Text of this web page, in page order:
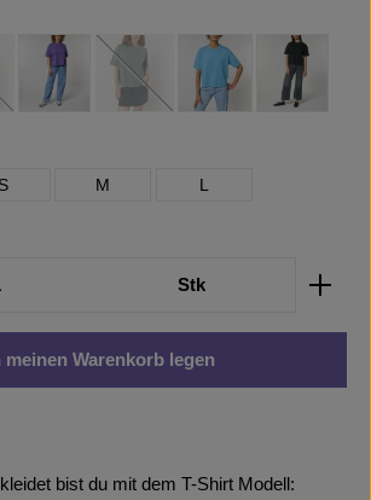
Pink
Option ist zurzeit nicht verfügbar.)
Purple LoveGreen Bay
(Diese Option ist zurzeit nicht
Aqua BlueBlack
S M
L
Gib den gewünschten Wert ein
Stk
meinen Warenkorb legen
bist du mit dem T-Shirt Modell: